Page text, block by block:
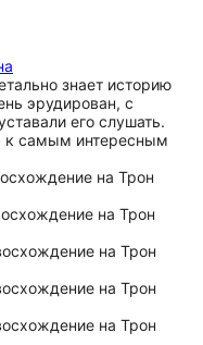
знает историю
эрудирован, с
его слушать.
к самым интересным